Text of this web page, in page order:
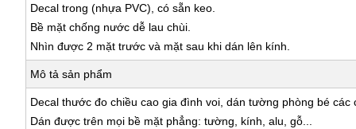
Decal trong (nhựa PVC), có sẵn keo.
Bề mặt chống nước dễ lau chùi.
Nhìn được 2 mặt trước và mặt sau khi dán lên kính.
Mô tả sản phẩm
Decal thước đo chiều cao gia đình voi, dán tường phòng bé
Dán được trên mọi bề mặt phẳng: tường, kính, alu, gỗ...